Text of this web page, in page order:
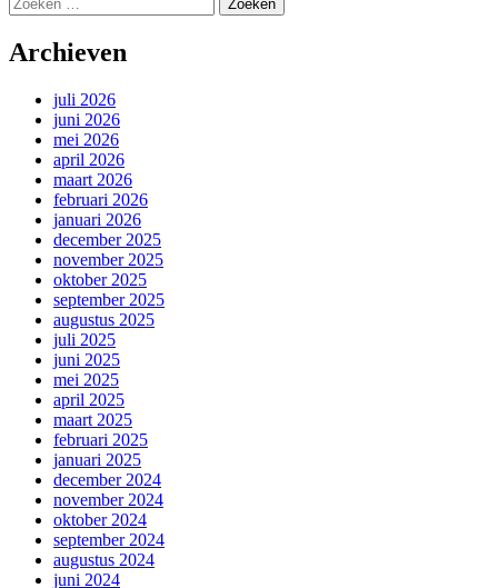
naar:
Archieven
juli 2026
juni 2026
mei 2026
april 2026
maart 2026
februari 2026
januari 2026
december 2025
november 2025
oktober 2025
september 2025
augustus 2025
juli 2025
juni 2025
mei 2025
april 2025
maart 2025
februari 2025
januari 2025
december 2024
november 2024
oktober 2024
september 2024
augustus 2024
juni 2024